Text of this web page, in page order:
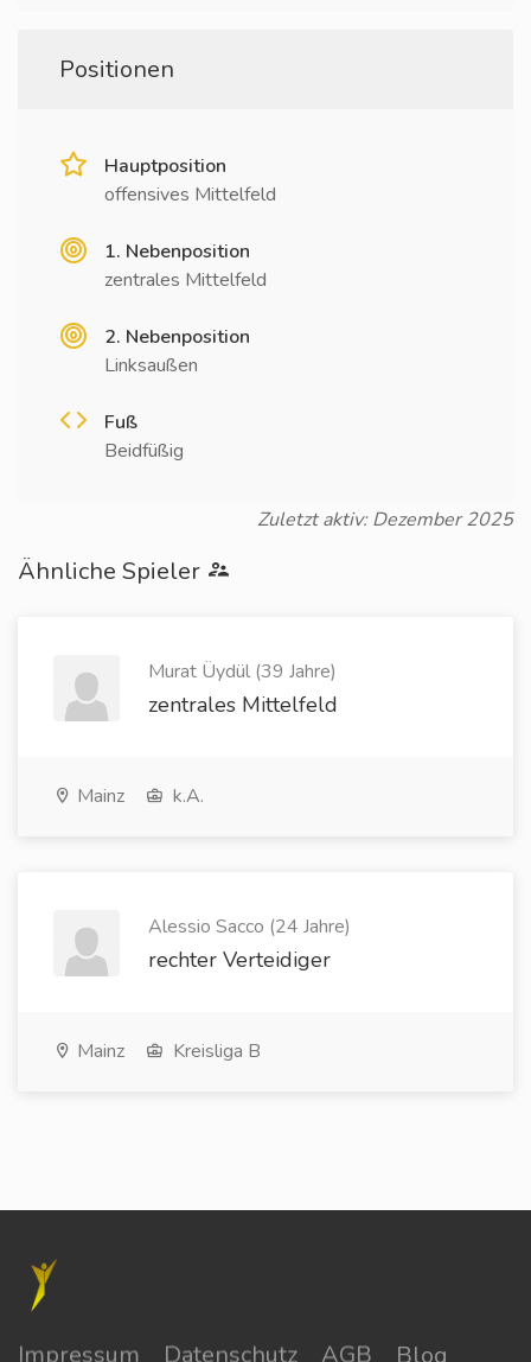
Positionen
Hauptposition
offensives Mittelfeld
1. Nebenposition
zentrales Mittelfeld
2. Nebenposition
Linksaußen
Fuß
Beidfüßig
Zuletzt aktiv: Dezember 2025
Ähnliche Spieler
Murat Üydül (39 Jahre)
zentrales Mittelfeld
Mainz k.A.
Alessio Sacco (24 Jahre)
rechter Verteidiger
Mainz Kreisliga B
Impressum Datenschutz AGB Blog